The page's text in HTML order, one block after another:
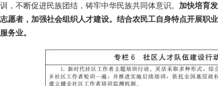
训，不断促进民族团结，铸牢中华民族共同体意识。 加快培育
志愿者，加强社会组织人才建设。结合农民工自身特点开展职
服务业。